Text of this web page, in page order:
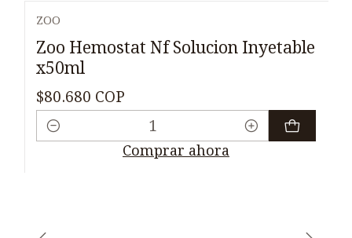
ZOO
Zoo Hemostat Nf Solucion Inyetable
x50ml
$80.680 COP
Cantidad
Comprar ahora